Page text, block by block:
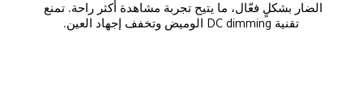
الضار بشكلٍ فعّال، ما يتيح تجربة مشاهدة أكثر راحة. تمنع
تقنية DC dimming الوميض وتخفف إجهاد العين.